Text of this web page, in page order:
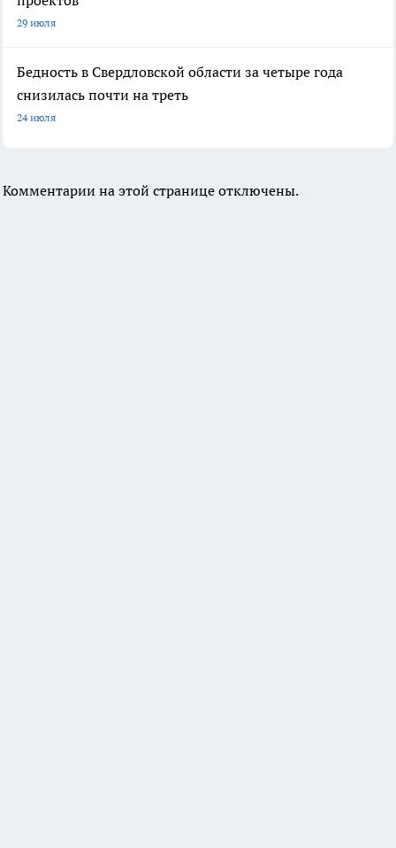
29 июля
Бедность в Свердловской области за четыре года
снизилась почти на треть
24 июля
Комментарии на этой странице отключены.